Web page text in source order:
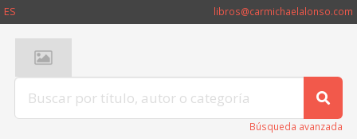
ES libros@carmichaelalonso.com
Búsqueda avanzada